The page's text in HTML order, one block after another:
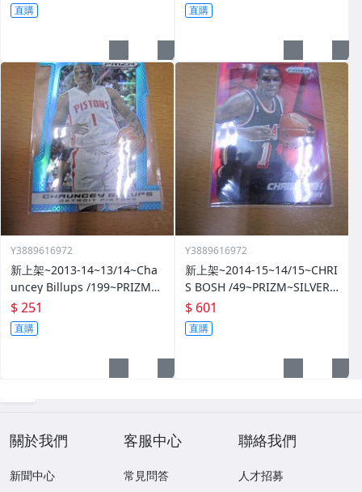
直購 直購
Y3889616972
新上架~2013-14~13/14~Cha
uncey Billups /199~PRIZM~S
ILVER~藍亮~限量/199~10601
14-1
$ 251
直購
Y3889616972
新上架~2014-15~14/15~CHRI
S BOSH /49~PRIZM~SILVER~
紅亮~低限量/49~1060114-1
$ 601
直購
關於我們
新聞中心
客服中心
常見問答
聯絡我們
人才招募